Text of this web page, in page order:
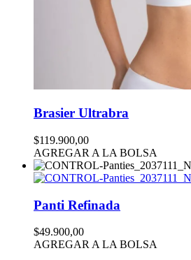
Brasier Ultrabra
$119.900,00
AGREGAR A LA BOLSA
Panti Refinada
$49.900,00
AGREGAR A LA BOLSA